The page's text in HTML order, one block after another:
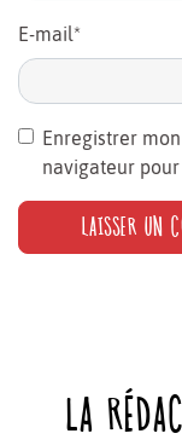
E-mail *
Enregistrer
navigateur
LA